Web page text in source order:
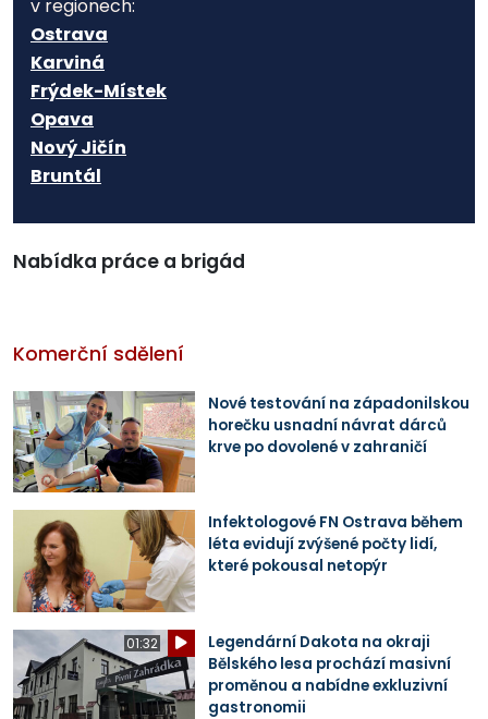
v regionech:
Ostrava
Karviná
Frýdek-Místek
Opava
Nový Jičín
Bruntál
Nabídka práce a brigád
Komerční sdělení
Nové testování na západonilskou
horečku usnadní návrat dárců
krve po dovolené v zahraničí
Infektologové FN Ostrava během
léta evidují zvýšené počty lidí,
které pokousal netopýr
01:32
Legendární Dakota na okraji
Bělského lesa prochází masivní
proměnou a nabídne exkluzivní
gastronomii